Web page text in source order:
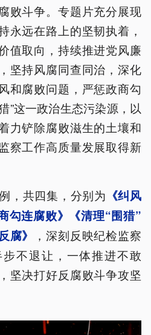
败斗争。专题片充分展现
永远在路上的坚韧执着，
值取向，持续推进党风廉
坚持风腐同查同治，深化
和腐败问题，严惩政商勾
”这一政治生态污染源，以
力铲除腐败滋生的土壤和
察工作高质量发展取得新
，共四集，分别为 《纠风
勾连腐败》《清理“围猎”
腐》
，深刻反映纪检监察
不退让，一体推进不敢
坚决打好反腐败斗争攻坚